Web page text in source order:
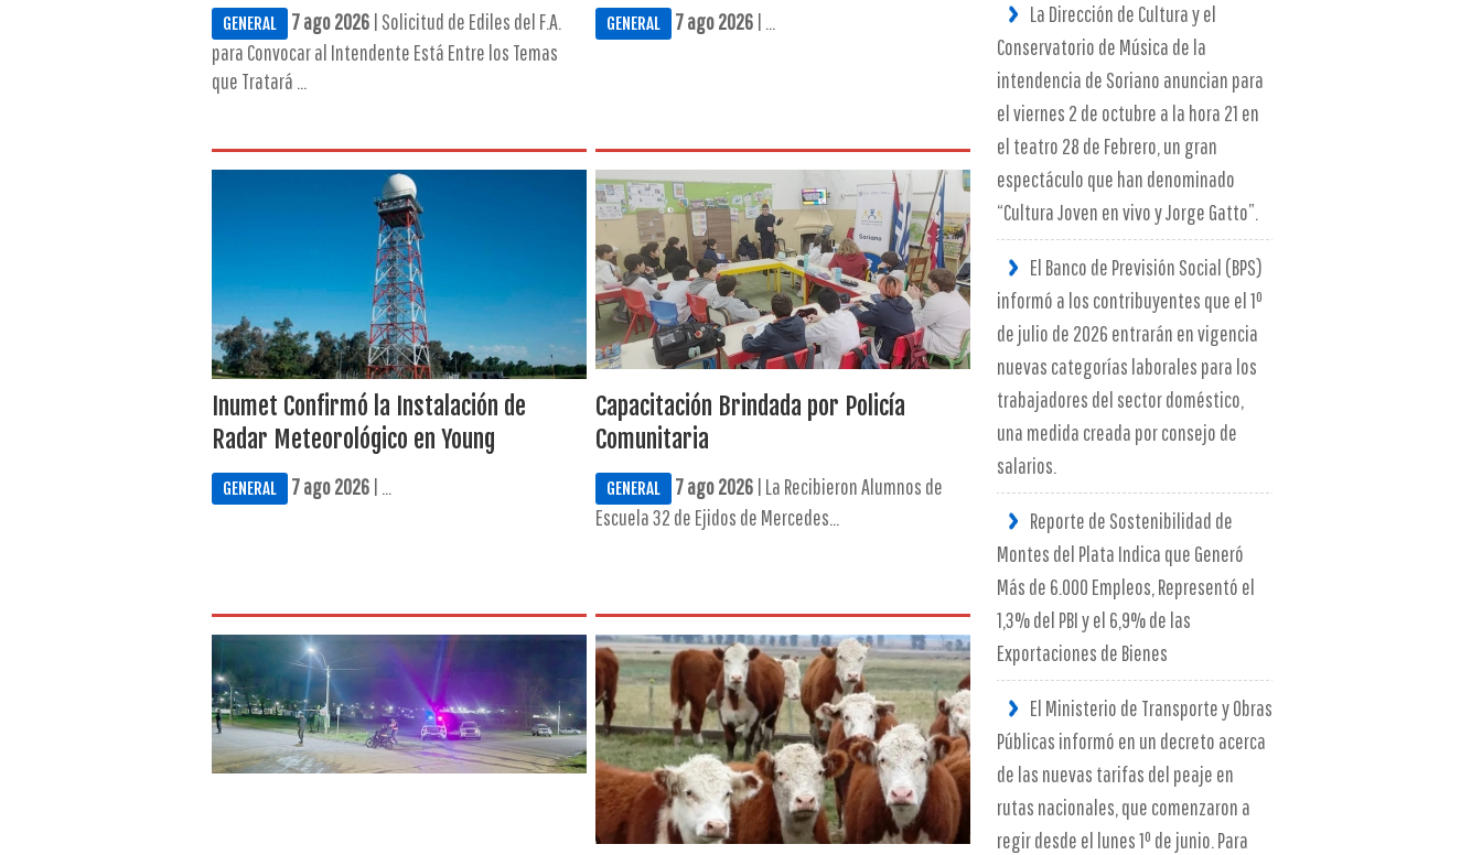
GENERAL 7 ago 2026| Solicitud de Ediles del F.A.
para Convocar al Intendente Está Entre los Temas
que Tratará ...
GENERAL 7 ago 2026| ...
Inumet Confirmó la Instalación de
Radar Meteorológico en Young
GENERAL 7 ago 2026| ...
Capacitación Brindada por Policía
Comunitaria
GENERAL 7 ago 2026| La Recibieron Alumnos de
Escuela 32 de Ejidos de Mercedes...
La Dirección de Cultura y el
Conservatorio de Música de la
intendencia de Soriano anuncian para
el viernes 2 de octubre a la hora 21 en
el teatro 28 de Febrero, un gran
espectáculo que han denominado
“Cultura Joven en vivo y Jorge Gatto”.
El Banco de Previsión Social (BPS)
informó a los contribuyentes que el 1º
de julio de 2026 entrarán en vigencia
nuevas categorías laborales para los
trabajadores del sector doméstico,
una medida creada por consejo de
salarios.
Reporte de Sostenibilidad de
Montes del Plata Indica que Generó
Más de 6.000 Empleos, Representó el
1,3% del PBI y el 6,9% de las
Exportaciones de Bienes
El Ministerio de Transporte y Obras
Públicas informó en un decreto acerca
de las nuevas tarifas del peaje en
rutas nacionales, que comenzaron a
regir desde el lunes 1º de junio. Para